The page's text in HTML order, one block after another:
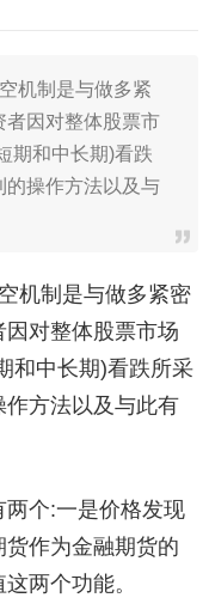
机制是与做多紧
者因对整体股票市
期和中长期)看跌
的操作方法以及与
制是与做多紧密
对整体股票市场
和中长期)看跌所采
方法以及与此有
个:一是价格发现
作为金融期货的
两个功能。